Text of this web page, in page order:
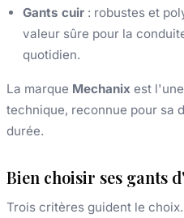
Gants cuir : robustes et
valeur sûre pour la
quotidien.
La marque Mechanix est
technique, reconnue pour sa
durée.
Bien choisir ses gants
Trois critères guident le